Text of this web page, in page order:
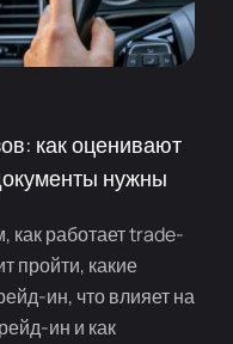
как оценивают
нужны
как работает trade-
пройти, какие
ин, что влияет на
ин и как